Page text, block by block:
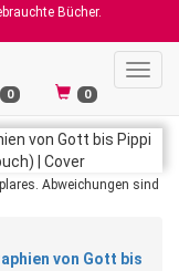
Bücher.
0 0
Abweichungen sind
von Gott bis